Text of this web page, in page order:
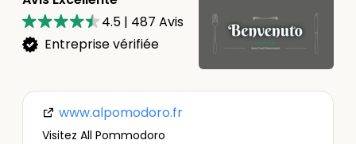
4.5 | 487 Avis
Entreprise vérifiée
www.alpomodoro.fr
Visitez All Pommodoro